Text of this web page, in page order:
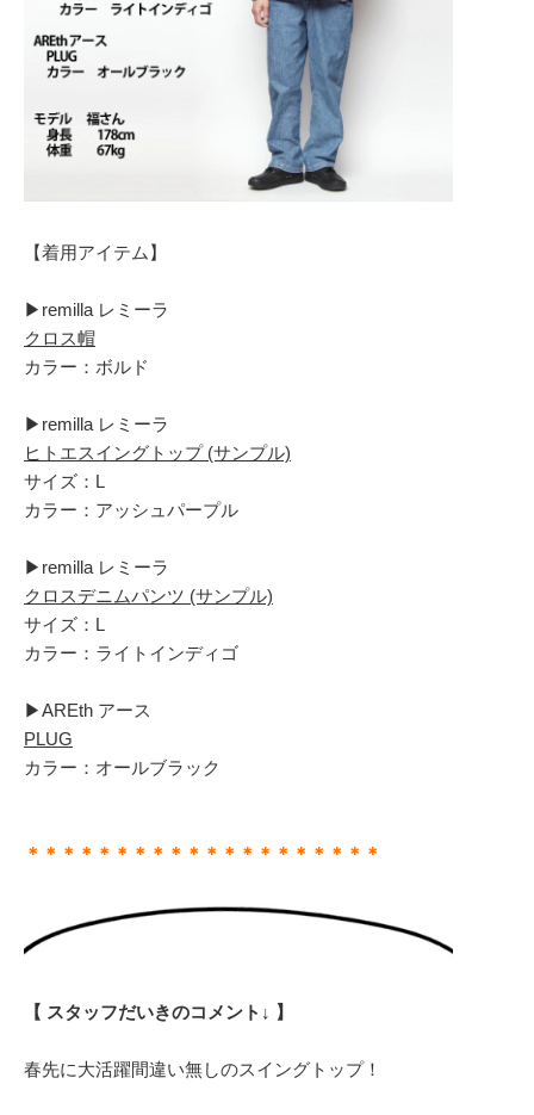
【着用アイテム】
▶︎remilla レミーラ
クロス帽
カラー：ボルド
▶︎remilla レミーラ
ヒトエスイングトップ (サンプル)
サイズ：L
カラー：アッシュパープル
▶︎remilla レミーラ
クロスデニムパンツ (サンプル)
サイズ：L
カラー：ライトインディゴ
▶︎AREth アース
PLUG
カラー：オールブラック
＊＊＊＊＊＊＊＊＊＊＊＊＊＊＊＊＊＊＊＊
【 スタッフだいきのコメント↓ 】
春先に大活躍間違い無しのスイングトップ！